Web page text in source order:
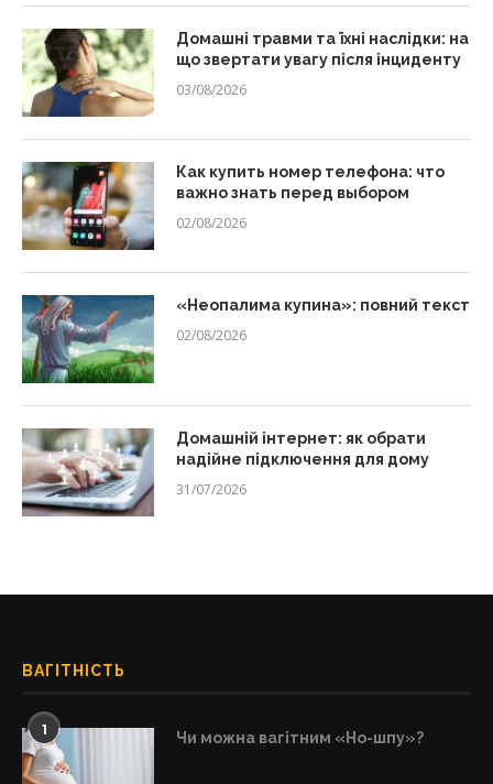
Домашні травми та їхні наслідки: на
що звертати увагу після інциденту
03/08/2026
Как купить номер телефона: что
важно знать перед выбором
02/08/2026
«Неопалима купина»: повний текст
02/08/2026
Домашній інтернет: як обрати
надійне підключення для дому
31/07/2026
ВАГІТНІСТЬ
1 Чи можна вагітним «Но-шпу»?